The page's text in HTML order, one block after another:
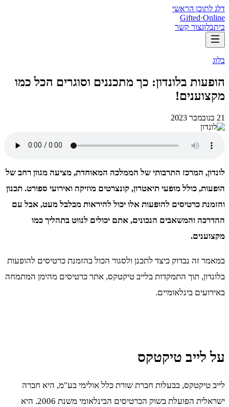
דלג לתוכן הראשי
Gifted·Online
ביתבלוגצור קשר
בלוג
הופעות בלונדון: כך מתכננים וסוגרים הכל כמו
מקצוענים!
21 בנובמבר 2023
לונדון, המרכז התרבותי של הממלכה המאוחדת, מציעה מגוון רחב של
הופעות, כולל מופעי תיאטרון, קונצרטים מוזיקה ואירועי ספורט. תכנון
והזמנת כרטיסים להופעות אלו יכול להיראות מבלבל מעט, אבל עם
ההדרכה והמשאבים הנכונים, אתם יכולים לנווט בתהליך כמו
מקצוענים.
במאמר זה נבדוק כיצד לתכנן ולסגור הכול בהזמנת כרטיסים להופעות
בלונדון, תוך התמקדות בלייב טיקטקס, אתר כרטיסים מהימן המתמחה
באירועים בינלאומיים.
על לייב טיקטקס
לייב טיקטקס, בבעלות חברת שורת כלל אולימי בע"מ, היא חברה
ישראלית הפועלת בשוק הכרטיסים הבינלאומי משנת 2006. היא